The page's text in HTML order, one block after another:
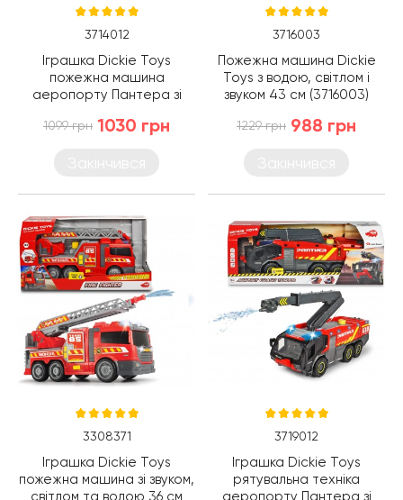
3714012
Іграшка Dickie Toys
пожежна машина
аеропорту Пантера зі
24 см (3714012)
1099 грн 1030 грн
3716003
Пожежна машина Dickie
Toys з водою, світлом і
звуком 43 см (3716003)
1229 грн 988 грн
3308371
Іграшка Dickie Toys
пожежна машина зі звуком,
світлом та водою 36 см
3719012
Іграшка Dickie Toys
рятувальна техніка
аеропорту Пантера зі